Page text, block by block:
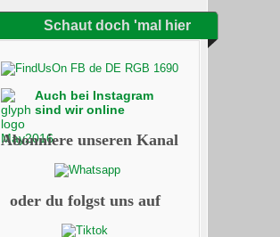
Schaut doch 'mal hier
Auch bei Instagram
sind wir online
Abonniere unseren Kanal
oder du folgst uns auf